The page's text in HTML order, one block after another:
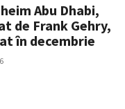
Abu Dhabi,
de Frank Gehry,
în decembrie